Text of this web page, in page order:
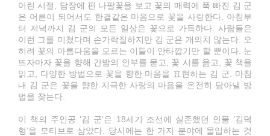
어린 시절, 담장에 핀 나팔꽃을 보고 꽃의 매력에 푹 빠진 김 군
은 어른이 되어서도 한결같은 마음으로 꽃을 사랑한다. 아침부
터 저녁까지 김 군의 모든 일상은 꽃으로 가득하다. 사람들은
이런 그를 미쳤다며 손가락질하지만 김 군은 개의치 않는다. 오
히려 꽃의 아름다움을 모르는 이들이 안타깝기만 할 뿐이다. 눈
뜨자마자 꽃을 향해 간밤의 안부를 묻고, 꽃 시를 읊고, 꽃 책을
읽고, 다양한 방법으로 꽃을 향한 마음을 표현하는 김 군. 마침
내 김 군은 꽃을 향한 지극한 사랑의 마음을 온전히 담아낼 방
법을 찾는다.
이 책의 주인공 ‘김 군’은 18세기 조선에 실존했던 인물 ‘김덕
형’을 모티브로 삼았다. 당시에는 한 가지 분야에 몰입하는 것